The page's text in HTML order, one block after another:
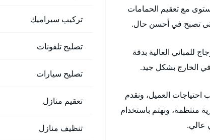
مع تعقيم الحمامات
تصبح في أحسن حال.
للمباني العالية بدقة
الخارج بشكل جيد.
احتياجات العميل، ونقدم
منتظمة، ونهتم باستخدام
عالي.
تركيب سيراميك
تصليح تلفونات
تصليح سيارات
تعقيم منازل
تنظيف منازل